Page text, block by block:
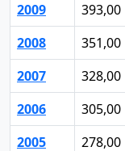
2009
393,00
2008
351,00
2007
328,00
2006
305,00
2005
278,00